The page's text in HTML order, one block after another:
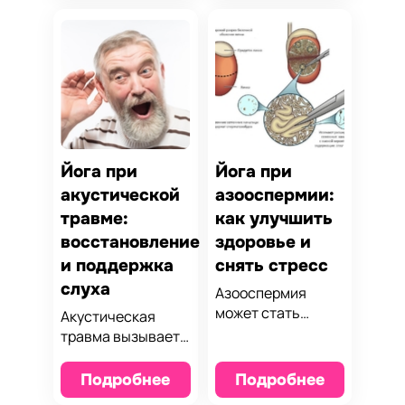
улучшить
кровообращение и
поддержать
здоровье глаз с
помощью мягких
практик.
улучшить
кровообращение,
снизить уровень
стресса и
поддержать
естественные
процессы
очищения печени.
Йога при
акустической
травме:
восстановление
и поддержка
слуха
Акустическая
травма вызывает
дискомфорт.
Узнайте, как йога
Подробнее
Йога при
азооспермии:
как улучшить
здоровье и
снять стресс
Азооспермия
может стать
мужчин. Узнайте,
как йога помогает
Подробнее